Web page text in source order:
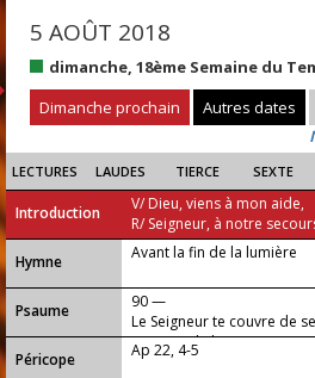
5 AOÛT 2018
dimanche, 18ème Semaine du
Dimanche prochain
Autres dates
LECTURES LAUDES TIERCE SEXTE
Introduction
V/ Dieu, viens à mon aide,
R/ Seigneur, à notre
...
Hymne Avant la fin de la lumière
Psaume
90 —
Le Seigneur te couvre de
terreurs de la nuit.
Péricope
Ap 22, 4-5